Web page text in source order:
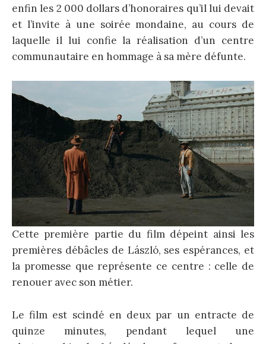
enfin les 2 000 dollars d’honoraires qu’il lui devait
et l’invite à une soirée mondaine, au cours de
laquelle il lui confie la réalisation d’un centre
communautaire en hommage à sa mère défunte.
Cette première partie du film dépeint ainsi les
premières débâcles de László, ses espérances, et
la promesse que représente ce centre : celle de
renouer avec son métier.
Le film est scindé en deux par un entracte de
quinze minutes, pendant lequel une